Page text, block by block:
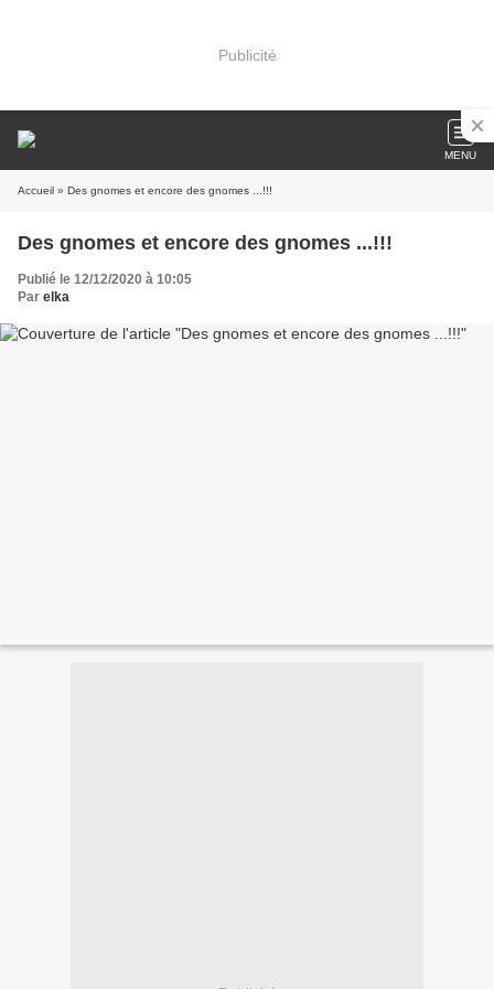
Publicité
MENU
Accueil » Des gnomes et encore des gnomes ...!!!
Des gnomes et encore des gnomes ...!!!
Publié le 12/12/2020 à 10:05
Par elka